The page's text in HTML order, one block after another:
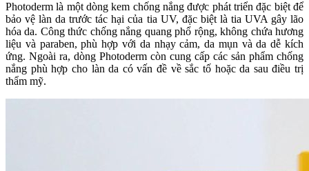
Photoderm là một dòng kem chống nắng được phát triển đặc biệt để
bảo vệ làn da trước tác hại của tia UV, đặc biệt là tia UVA gây lão
hóa da. Công thức chống nắng quang phổ rộng, không chứa hương
liệu và paraben, phù hợp với da nhạy cảm, da mụn và da dễ kích
ứng. Ngoài ra, dòng Photoderm còn cung cấp các sản phẩm chống
nắng phù hợp cho làn da có vấn đề về sắc tố hoặc da sau điều trị
thẩm mỹ.